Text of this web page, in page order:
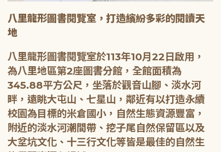
八里龍形圖書閱覽室，打造繽紛多彩的閱讀天
地
八里龍形圖書閱覽室於113年10月22日啟用，
為八里地區第2座圖書分館，全館面積為
345.88平方公尺，坐落於觀音山腳、淡水河
畔，遠眺大屯山、七星山，鄰近有以打造永續
校園為目標的米倉國小，自然生態資源豐富，
附近的淡水河潮間帶、挖子尾自然保留區以及
大坌坑文化、十三行文化等皆是最佳的自然生